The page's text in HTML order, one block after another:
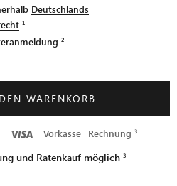
Deutschlands
WARENKORB
Vorkasse Rechnung
und Ratenkauf möglich